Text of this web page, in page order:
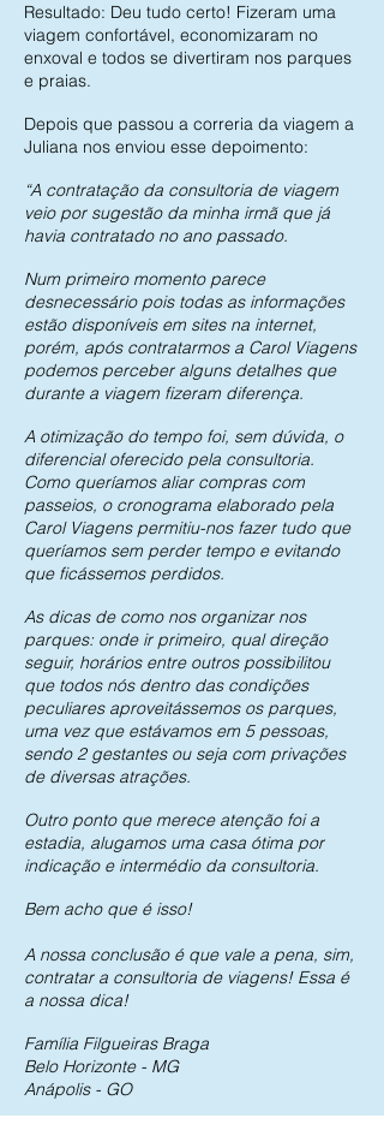
Resultado: Deu tudo certo! Fizeram uma
viagem confortável, economizaram no
enxoval e todos se divertiram nos parques
e praias.
Depois que passou a correria da viagem a
Juliana nos enviou esse depoimento:
“A contratação da consultoria de viagem
veio por sugestão da minha irmã que já
havia contratado no ano passado.
Num primeiro momento parece
desnecessário pois todas as informações
estão disponíveis em sites na internet,
porém, após contratarmos a Carol Viagens
podemos perceber alguns detalhes que
durante a viagem fizeram diferença.
A otimização do tempo foi, sem dúvida, o
diferencial oferecido pela consultoria.
Como queríamos aliar compras com
passeios, o cronograma elaborado pela
Carol Viagens permitiu-nos fazer tudo que
queríamos sem perder tempo e evitando
que ficássemos perdidos.
As dicas de como nos organizar nos
parques: onde ir primeiro, qual direção
seguir, horários entre outros possibilitou
que todos nós dentro das condições
peculiares aproveitássemos os parques,
uma vez que estávamos em 5 pessoas,
sendo 2 gestantes ou seja com privações
de diversas atrações.
Outro ponto que merece atenção foi a
estadia, alugamos uma casa ótima por
indicação e intermédio da consultoria.
Bem acho que é isso!
A nossa conclusão é que vale a pena, sim,
contratar a consultoria de viagens! Essa é
a nossa dica!
Família Filgueiras Braga
Belo Horizonte - MG
Anápolis - GO